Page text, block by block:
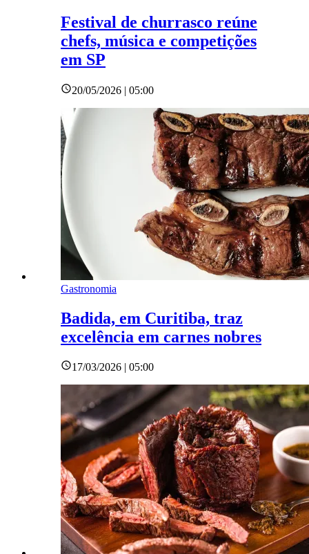
Festival de churrasco reúne
chefs, música e competições
em SP
20/05/2026 | 05:00
Gastronomia
Badida, em Curitiba, traz
excelência em carnes nobres
17/03/2026 | 05:00